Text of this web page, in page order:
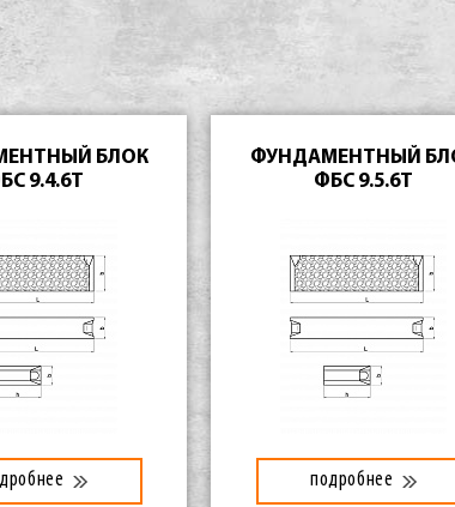
БЛОК
9.4.6Т
ФУНДАМЕНТНЫЙ
ФБС 9.5.6Т
подробнее